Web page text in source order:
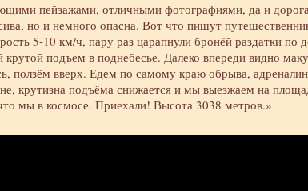
пейзажами, отличными фотографиями, да и
но и немного опасна. Вот что пишут
5-10 км/ч, пару раз царапнули бронёй раздатки по
подъем в поднебесье. Далеко впереди видно
ползём вверх. Едем по самому краю обрыва,
крутизна подъёма снижается и мы выезжаем на
мы в космосе. Приехали! Высота 3038 метров.»